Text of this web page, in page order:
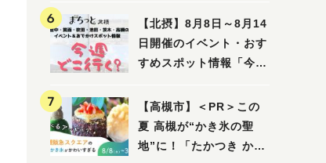
【北摂】8月8日～8月14
日開催のイベント・おす
すめスポット情報「今週
面・吹田・池田・茨木・
高槻）
【高槻市】＜PR＞この
夏 高槻が“かき氷の聖
地”に！「たかつき かき